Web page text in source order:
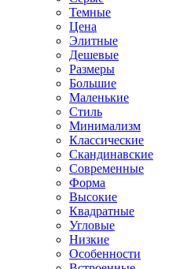
Темные
Цена
Элитные
Дешевые
Размеры
Большие
Маленькие
Стиль
Минимализм
Классические
Скандинавские
Современные
Форма
Высокие
Квадратные
Угловые
Низкие
Особенности